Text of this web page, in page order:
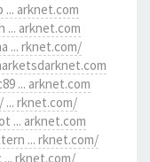
arknet.com
arknet.com
... rknet.com/
... arknet.com
rknet.com/
... arknet.com
... rknet.com/
rknet.com/